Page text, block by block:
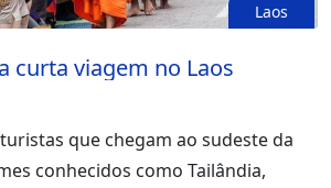
Laos
curta viagem no Laos
que chegam ao sudeste da
conhecidos como Tailândia,